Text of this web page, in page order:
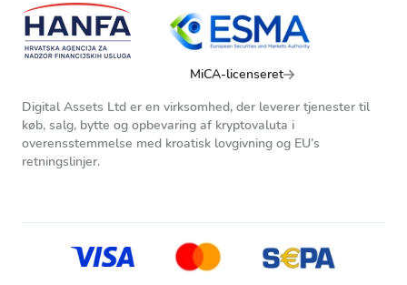
MiCA-licenseret
Digital Assets Ltd er en virksomhed, der leverer tjenester til
køb, salg, bytte og opbevaring af kryptovaluta i
overensstemmelse med kroatisk lovgivning og EU’s
retningslinjer.